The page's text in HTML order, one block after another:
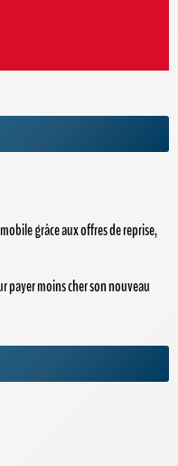
grâce aux offres de reprise,
payer moins cher son nouveau